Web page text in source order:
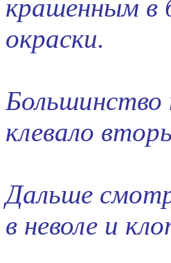
крашенным в
окраски.
Большинство
клевало
Дальше
в неволе и